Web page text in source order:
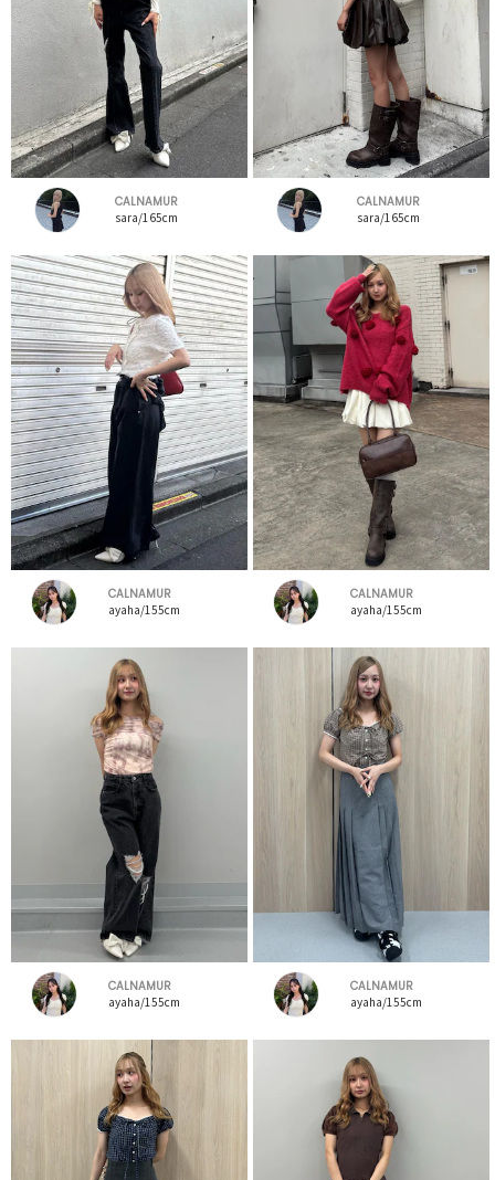
CALNAMUR
sara/165cm
CALNAMUR
sara/165cm
CALNAMUR
ayaha/155cm
CALNAMUR
ayaha/155cm
CALNAMUR
ayaha/155cm
CALNAMUR
ayaha/155cm